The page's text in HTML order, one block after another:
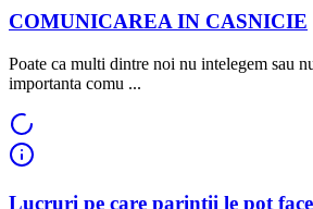
COMUNICAREA IN CASNICIE
Poate ca multi dintre noi nu intelegem sau
importanta comu ...
Lucruri pe care parintii le pot